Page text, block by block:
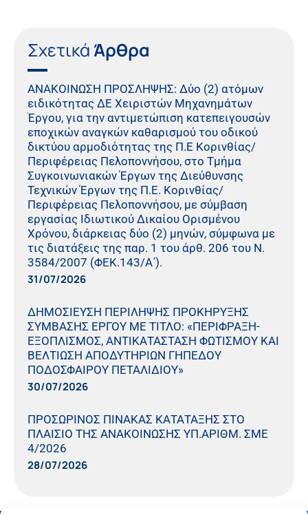
Σχετικά Άρθρα
ΑΝΑΚΟΙΝΩΣΗ ΠΡΟΣΛΗΨΗΣ: Δύο (2) ατόμων
ειδικότητας ΔΕ Χειριστών Μηχανημάτων
Έργου, για την αντιμετώπιση κατεπειγουσών
εποχικών αναγκών καθαρισμού του οδικού
δικτύου αρμοδιότητας της Π.Ε Κορινθίας/
Περιφέρειας Πελοποννήσου, στο Τμήμα
Συγκοινωνιακών Έργων της Διεύθυνσης
Τεχνικών Έργων της Π.Ε. Κορινθίας/
Περιφέρειας Πελοποννήσου, με σύμβαση
εργασίας Ιδιωτικού Δικαίου Ορισμένου
Χρόνου, διάρκειας δύο (2) μηνών, σύμφωνα με
τις διατάξεις της παρ. 1 του άρθ. 206 του Ν.
3584/2007 (ΦΕΚ.143/Α΄).
31/07/2026
ΔΗΜΟΣΙΕΥΣΗ ΠΕΡΙΛΗΨΗΣ ΠΡΟΚΗΡΥΞΗΣ
ΣΥΜΒΑΣΗΣ ΕΡΓΟΥ ΜΕ ΤΙΤΛΟ: «ΠΕΡΙΦΡΑΞΗ-
ΕΞΟΠΛΙΣΜΟΣ, ΑΝΤΙΚΑΤΑΣΤΑΣΗ ΦΩΤΙΣΜΟΥ ΚΑΙ
ΒΕΛΤΙΩΣΗ ΑΠΟΔΥΤΗΡΙΩΝ ΓΗΠΕΔΟΥ
ΠΟΔΟΣΦΑΙΡΟΥ ΠΕΤΑΛΙΔΙΟΥ»
30/07/2026
ΠΡΟΣΩΡΙΝΟΣ ΠΙΝΑΚΑΣ ΚΑΤΑΤΑΞΗΣ ΣΤΟ
ΠΛΑΙΣΙΟ ΤΗΣ ΑΝΑΚΟΙΝΩΣΗΣ ΥΠ.ΑΡΙΘΜ. ΣΜΕ
4/2026
28/07/2026